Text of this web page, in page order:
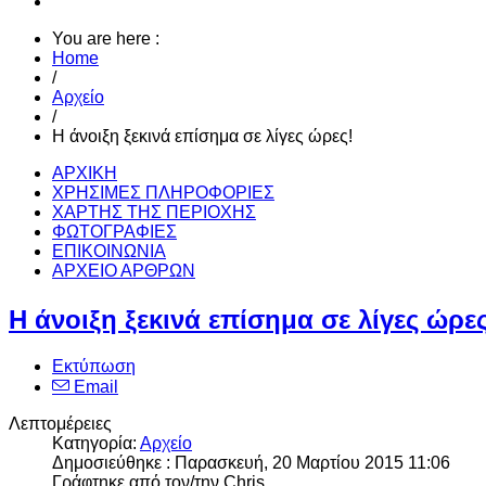
You are here :
Home
/
Αρχείο
/
Η άνοιξη ξεκινά επίσημα σε λίγες ώρες!
ΑΡΧΙΚΗ
ΧΡΗΣΙΜΕΣ ΠΛΗΡΟΦΟΡΙΕΣ
ΧΑΡΤΗΣ ΤΗΣ ΠΕΡΙΟΧΗΣ
ΦΩΤΟΓΡΑΦΙΕΣ
ΕΠΙΚΟΙΝΩΝΙΑ
ΑΡΧΕΙΟ ΑΡΘΡΩΝ
Η άνοιξη ξεκινά επίσημα σε λίγες
Εκτύπωση
Email
Λεπτομέρειες
Κατηγορία: Αρχείο
Δημοσιεύθηκε : Παρασκευή, 20 Μαρτίου 2015 11:06
Γράφτηκε από τον/την Chris